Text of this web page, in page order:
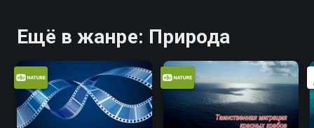
Ещё в жанре: Природа